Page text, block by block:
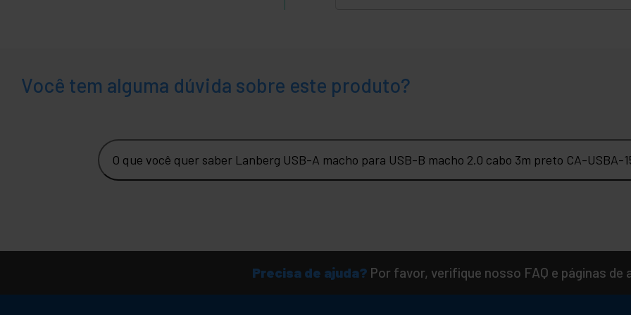
Você tem alguma dúvida sobre este produto?
O que você quer saber Lanberg USB-A macho para USB-B macho 2.0 cabo 3m preto CA-USBA-
Precisa de ajuda? Por favor, verifique nosso FAQ e páginas de